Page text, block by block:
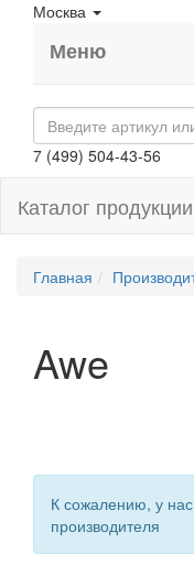
Москва
Меню
7 (499) 504-43-56
Каталог продукции
Главная
Awe
К сожалению, у нас
производителя